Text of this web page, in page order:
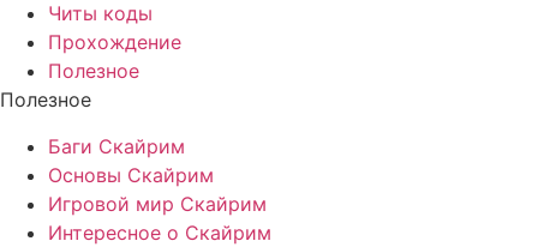
Читы коды
Прохождение
Полезное
Полезное
Баги Скайрим
Основы Скайрим
Игровой мир Скайрим
Интересное о Скайрим